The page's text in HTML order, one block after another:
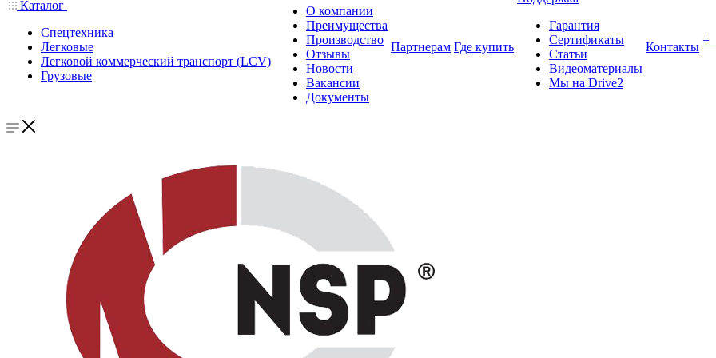
Каталог
Спецтехника
Легковые
Легковой коммерческий транспорт (LCV)
Грузовые
О компании
Преимущества
Производство
Отзывы
Новости
Вакансии
Документы
Партнерам Где купить
Гарантия
Сертификаты
Статьи
Видеоматериалы
Мы на Drive2
Контакты +